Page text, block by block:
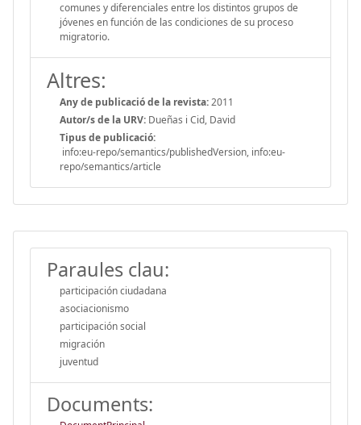
comunes y diferenciales entre los distintos grupos de
jóvenes en función de las condiciones de su proceso
migratorio.
Altres:
Any de publicació de la revista:2011
Autor/s de la URV: Dueñas i Cid, David
Tipus de publicació:
info:eu-repo/semantics/publishedVersion, info:eu-
repo/semantics/article
Paraules clau:
participación ciudadana
asociacionismo
participación social
migración
juventud
Documents: